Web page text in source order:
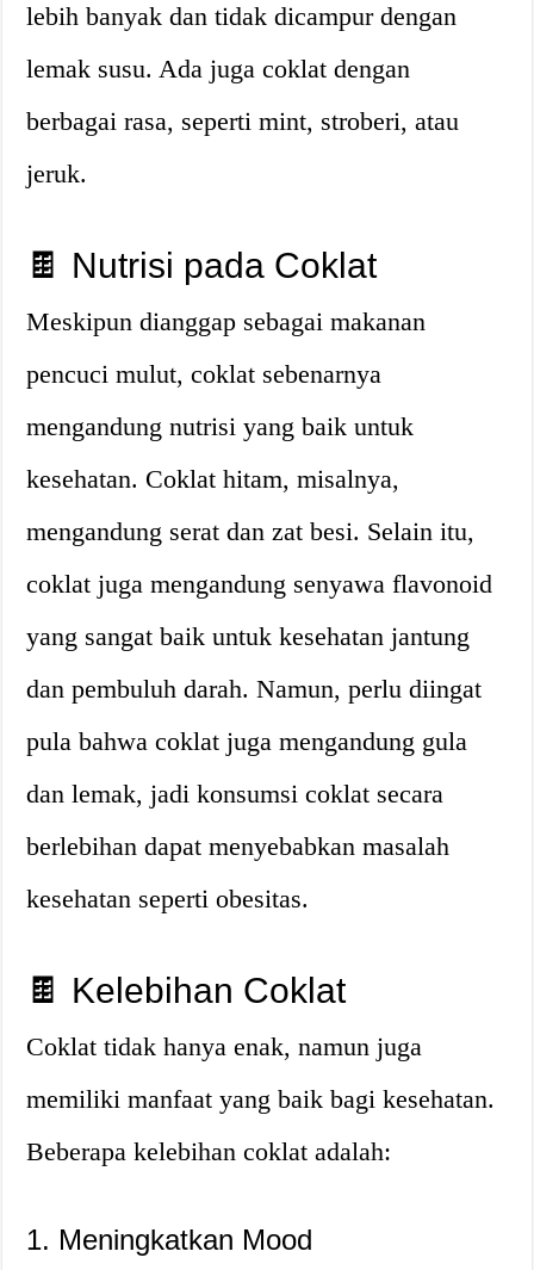
lebih banyak dan tidak dicampur dengan
lemak susu. Ada juga coklat dengan
berbagai rasa, seperti mint, stroberi, atau
jeruk.
🍫 Nutrisi pada Coklat
Meskipun dianggap sebagai makanan
pencuci mulut, coklat sebenarnya
mengandung nutrisi yang baik untuk
kesehatan. Coklat hitam, misalnya,
mengandung serat dan zat besi. Selain itu,
coklat juga mengandung senyawa flavonoid
yang sangat baik untuk kesehatan jantung
dan pembuluh darah. Namun, perlu diingat
pula bahwa coklat juga mengandung gula
dan lemak, jadi konsumsi coklat secara
berlebihan dapat menyebabkan masalah
kesehatan seperti obesitas.
🍫 Kelebihan Coklat
Coklat tidak hanya enak, namun juga
memiliki manfaat yang baik bagi kesehatan.
Beberapa kelebihan coklat adalah:
1. Meningkatkan Mood